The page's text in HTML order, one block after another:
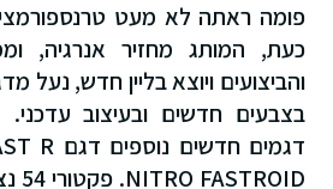
פומה ראתה לא מעט טרנספורמציות
כעת, המותג מחזיר אנרגיה,
בצבעים חדשים ובעיצוב עדכני.